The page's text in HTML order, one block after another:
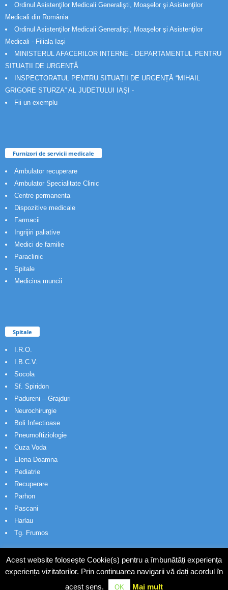
Ordinul Asistenţilor Medicali Generalişti, Moaşelor şi Asistenţilor
Medicali din România
Ordinul Asistenţilor Medicali Generalişti, Moaşelor şi Asistenţilor
Medicali - Filiala Iași
MINISTERUL AFACERILOR INTERNE - DEPARTAMENTUL PENTRU
SITUAȚII DE URGENȚĂ
INSPECTORATUL PENTRU SITUAȚII DE URGENȚĂ “MIHAIL
GRIGORE STURZA” AL JUDETULUI IAȘI -
Fii un exemplu
Furnizori de servicii medicale
Ambulator recuperare
Ambulator Specialitate Clinic
Centre permanenta
Dispozitive medicale
Farmacii
Ingrijiri paliative
Medici de familie
Paraclinic
Spitale
Medicina muncii
Spitale
I.R.O.
I.B.C.V.
Socola
Sf. Spiridon
Padureni – Grajduri
Neurochirurgie
Boli Infectioase
Pneumoftiziologie
Cuza Voda
Elena Doamna
Pediatrie
Recuperare
Parhon
Pascani
Harlau
Tg. Frumos
Acest website folosește Cookie(s) pentru a îmbunătăți experiența
experiența vizitatorilor. Prin continuarea navigarii vă dați acordul în
acest sens.
OK Mai mult